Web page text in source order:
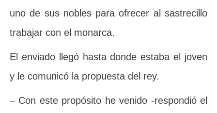
uno de sus nobles para ofrecer al sastrecillo
trabajar con el monarca.
El enviado llegó hasta donde estaba el joven
y le comunicó la propuesta del rey.
– Con este propósito he venido -respondió el